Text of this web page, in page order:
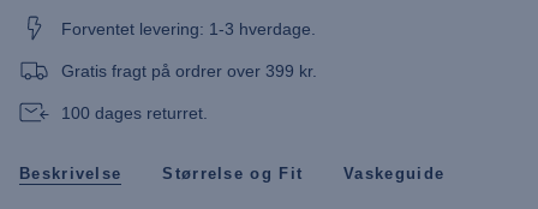
Forventet levering: 1-3 hverdage.
Gratis fragt på ordrer over 399 kr.
100 dages returret.
Beskrivelse Størrelse og Fit Vaskeguide